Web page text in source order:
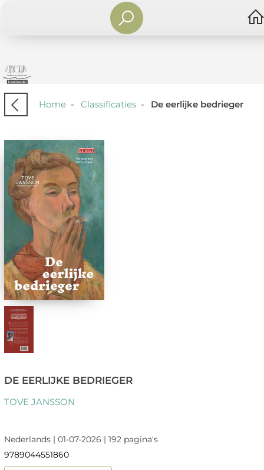
Home- Classificaties- De eerlijke bedrieger
DE EERLIJKE BEDRIEGER
TOVE JANSSON
Nederlands | 01-07-2026 | 192 pagina's
9789044551860